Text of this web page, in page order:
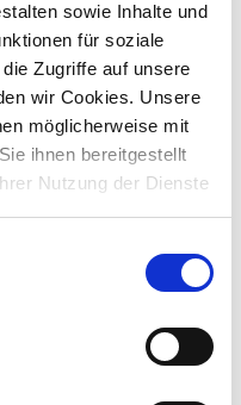
sowie Inhalte und
für soziale
Zugriffe auf unsere
wir Cookies. Unsere
möglicherweise mit
ihnen bereitgestellt
Nutzung der Dienste
den Warenkorb